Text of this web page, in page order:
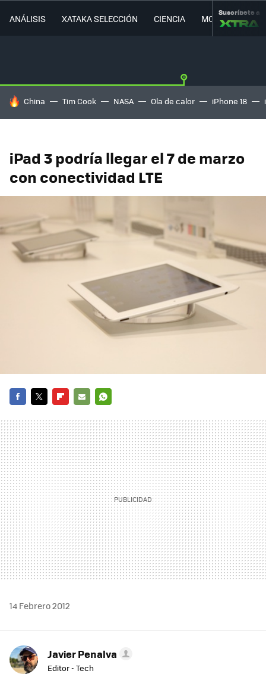
ANÁLISIS XATAKA SELECCIÓN CIENCIA MOVILIDAD
Suscríbete a
HOY SE HABLA DE
China Tim Cook NASA Ola de calor iPhone 18
iPad 3 podría llegar el 7 de marzo
con conectividad LTE
MAIL
14 Febrero 2012
Javier Penalva
Editor - Tech